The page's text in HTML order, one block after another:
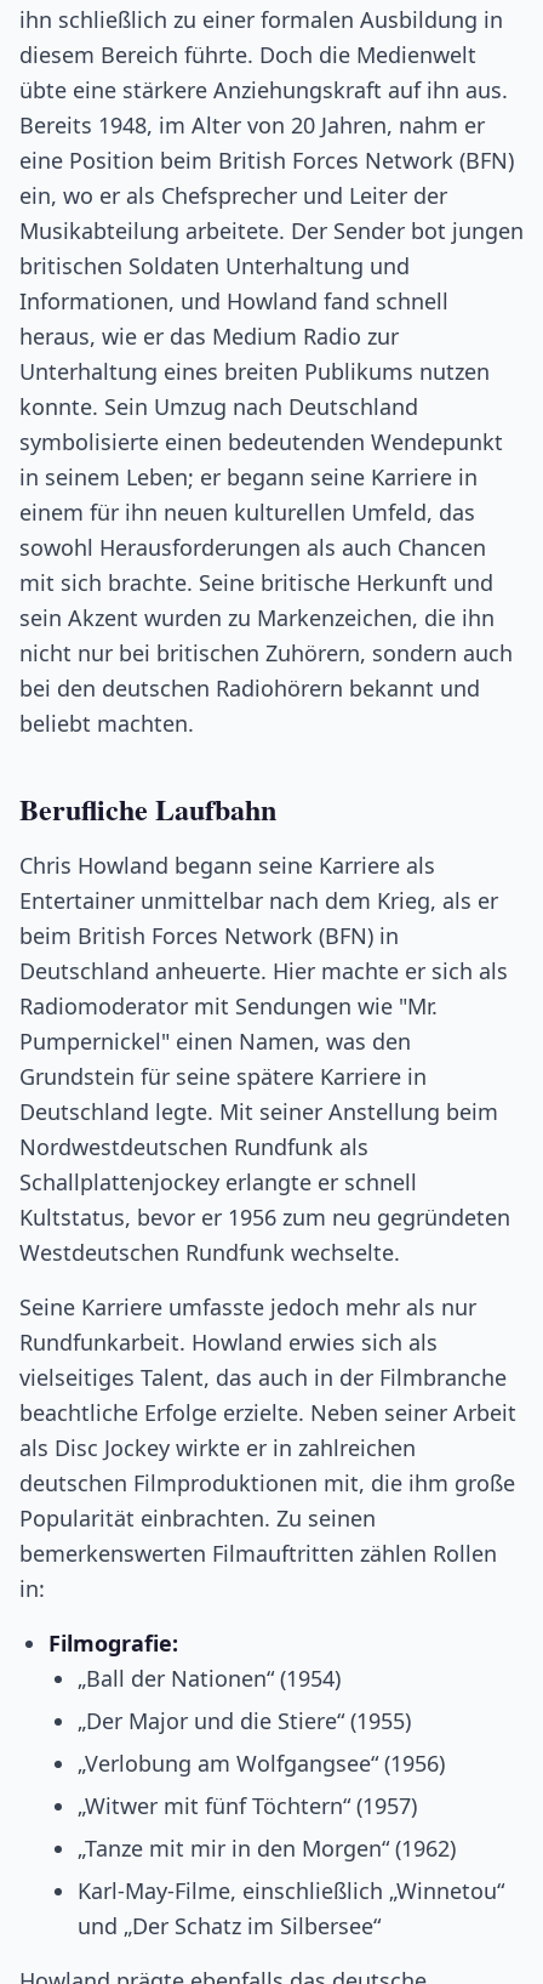
ihn schließlich zu einer formalen Ausbildung in
diesem Bereich führte. Doch die Medienwelt
übte eine stärkere Anziehungskraft auf ihn aus.
Bereits 1948, im Alter von 20 Jahren, nahm er
eine Position beim British Forces Network (BFN)
ein, wo er als Chefsprecher und Leiter der
Musikabteilung arbeitete. Der Sender bot jungen
britischen Soldaten Unterhaltung und
Informationen, und Howland fand schnell
heraus, wie er das Medium Radio zur
Unterhaltung eines breiten Publikums nutzen
konnte. Sein Umzug nach Deutschland
symbolisierte einen bedeutenden Wendepunkt
in seinem Leben; er begann seine Karriere in
einem für ihn neuen kulturellen Umfeld, das
sowohl Herausforderungen als auch Chancen
mit sich brachte. Seine britische Herkunft und
sein Akzent wurden zu Markenzeichen, die ihn
nicht nur bei britischen Zuhörern, sondern auch
bei den deutschen Radiohörern bekannt und
beliebt machten.
Berufliche Laufbahn
Chris Howland begann seine Karriere als
Entertainer unmittelbar nach dem Krieg, als er
beim British Forces Network (BFN) in
Deutschland anheuerte. Hier machte er sich als
Radiomoderator mit Sendungen wie "Mr.
Pumpernickel" einen Namen, was den
Grundstein für seine spätere Karriere in
Deutschland legte. Mit seiner Anstellung beim
Nordwestdeutschen Rundfunk als
Schallplattenjockey erlangte er schnell
Kultstatus, bevor er 1956 zum neu gegründeten
Westdeutschen Rundfunk wechselte.
Seine Karriere umfasste jedoch mehr als nur
Rundfunkarbeit. Howland erwies sich als
vielseitiges Talent, das auch in der Filmbranche
beachtliche Erfolge erzielte. Neben seiner Arbeit
als Disc Jockey wirkte er in zahlreichen
deutschen Filmproduktionen mit, die ihm große
Popularität einbrachten. Zu seinen
bemerkenswerten Filmauftritten zählen Rollen
in:
Filmografie:
„Ball der Nationen“ (1954)
„Der Major und die Stiere“ (1955)
„Verlobung am Wolfgangsee“ (1956)
„Witwer mit fünf Töchtern“ (1957)
„Tanze mit mir in den Morgen“ (1962)
Karl-May-Filme, einschließlich „Winnetou“
und „Der Schatz im Silbersee“